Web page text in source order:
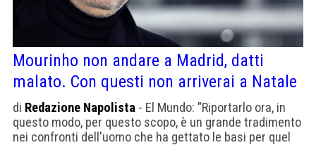
Mourinho non andare a Madrid, datti
malato. Con questi non arriverai a Natale
di Redazione Napolista - El Mundo: "Riportarlo ora, in
questo modo, per questo scopo, è un grande tradimento
nei confronti dell'uomo che ha gettato le basi per quel